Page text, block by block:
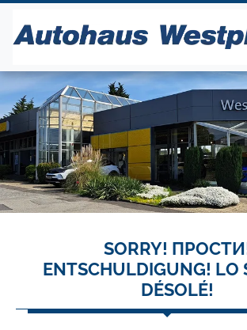
SORRY!
ENTSCHULDIGUNG! LO
DÉSOLÉ!